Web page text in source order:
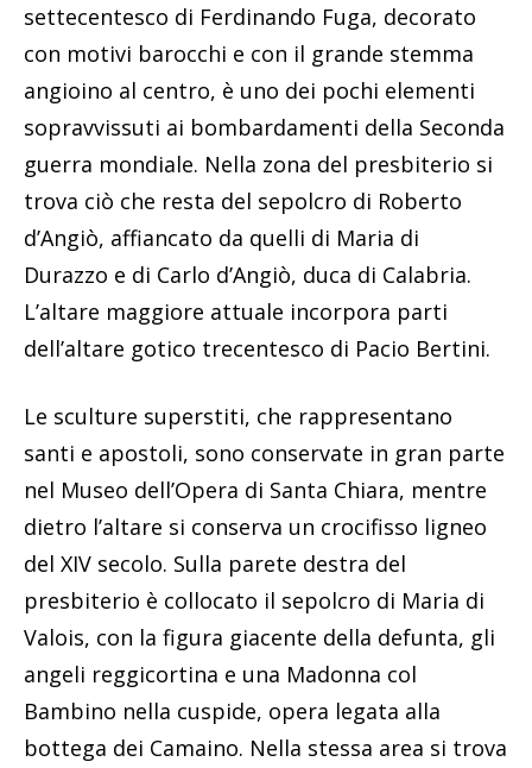
settecentesco di Ferdinando Fuga, decorato
con motivi barocchi e con il grande stemma
angioino al centro, è uno dei pochi elementi
sopravvissuti ai bombardamenti della Seconda
guerra mondiale. Nella zona del presbiterio si
trova ciò che resta del sepolcro di Roberto
d’Angiò, affiancato da quelli di Maria di
Durazzo e di Carlo d’Angiò, duca di Calabria.
L’altare maggiore attuale incorpora parti
dell’altare gotico trecentesco di Pacio Bertini.
Le sculture superstiti, che rappresentano
santi e apostoli, sono conservate in gran parte
nel Museo dell’Opera di Santa Chiara, mentre
dietro l’altare si conserva un crocifisso ligneo
del XIV secolo. Sulla parete destra del
presbiterio è collocato il sepolcro di Maria di
Valois, con la figura giacente della defunta, gli
angeli reggicortina e una Madonna col
Bambino nella cuspide, opera legata alla
bottega dei Camaino. Nella stessa area si trova